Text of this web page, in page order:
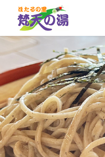
テ
ン
ツ
へ
移
動